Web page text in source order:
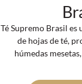
Té Supremo Brasil es
de hojas de té,
húmedas
acaramelado. Su